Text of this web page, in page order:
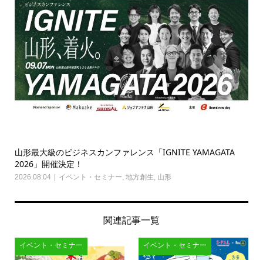
山形最大級のビジネスカンファレンス「IGNITE YAMAGATA
2026」開催決定！
2026.08.04 イベント・セミナー, 地方創生, 山形
関連記事一覧
イベント・セミナー イベント・セミナー